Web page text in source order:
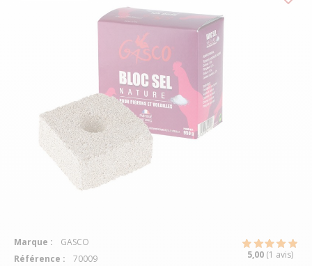
Marque :
GASCO
Référence :
70009 5,00 (1 avis)